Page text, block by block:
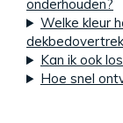
onderhouden?
Welke kleur
Kan ik ook
Hoe snel